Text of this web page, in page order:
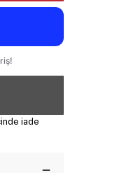
iade